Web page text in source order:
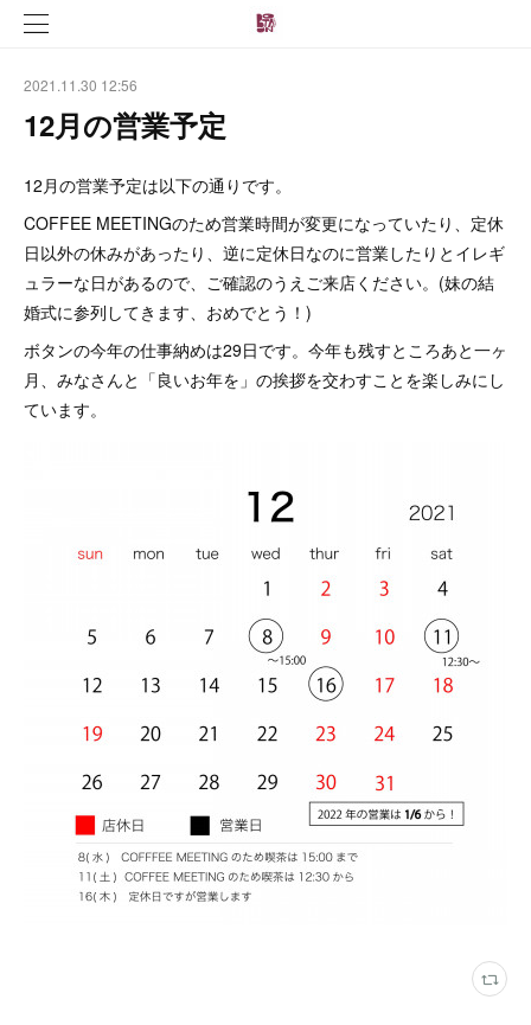
2021.11.30 12:56
12月の営業予定
12月の営業予定は以下の通りです。
COFFEE MEETINGのため営業時間が変更になっていたり、定休
日以外の休みがあったり、逆に定休日なのに営業したりとイレギ
ュラーな日があるので、ご確認のうえご来店ください。(妹の結
婚式に参列してきます、おめでとう！)
ボタンの今年の仕事納めは29日です。今年も残すところあと一ヶ
月、みなさんと「良いお年を」の挨拶を交わすことを楽しみにし
ています。